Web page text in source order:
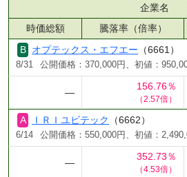
企業名
時価総額
騰落率（倍率）
オプテックス・エフエー （6661）
8/31 公開価格：370,000円、初値：
―
156.76％
（2.57倍）
ＩＲＩユビテック （6662）
6/14 公開価格：550,000円、初値：
―
352.73％
（4.53倍）